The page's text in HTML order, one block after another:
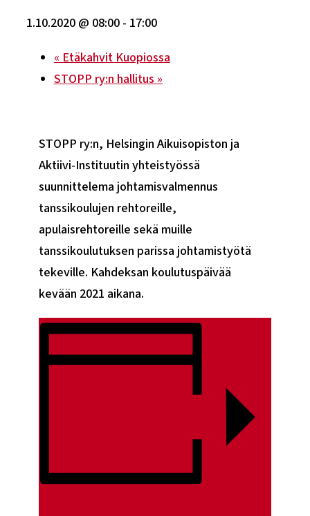
1.10.2020 @ 08:00- 17:00
« Etäkahvit Kuopiossa
STOPP ry:n hallitus »
STOPP ry:n, Helsingin Aikuisopiston ja
Aktiivi-Instituutin yhteistyössä
suunnittelema johtamisvalmennus
tanssikoulujen rehtoreille,
apulaisrehtoreille sekä muille
tanssikoulutuksen parissa johtamistyötä
tekeville. Kahdeksan koulutuspäivää
kevään 2021 aikana.